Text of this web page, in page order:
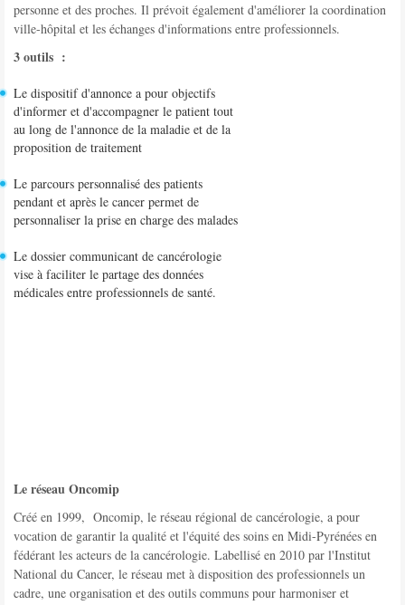
personne et des proches. Il prévoit également d'améliorer la coordination
ville-hôpital et les échanges d'informations entre professionnels.
3 outils :
Le dispositif d'annonce a pour objectifs
d'informer et d'accompagner le patient tout
au long de l'annonce de la maladie et de la
proposition de traitement
Le parcours personnalisé des patients
pendant et après le cancer permet de
personnaliser la prise en charge des malades
Le dossier communicant de cancérologie
vise à faciliter le partage des données
médicales entre professionnels de santé.
Le réseau Oncomip
Créé en 1999, Oncomip, le réseau régional de cancérologie, a pour
vocation de garantir la qualité et l'équité des soins en Midi-Pyrénées en
fédérant les acteurs de la cancérologie. Labellisé en 2010 par l'Institut
National du Cancer, le réseau met à disposition des professionnels un
cadre, une organisation et des outils communs pour harmoniser et